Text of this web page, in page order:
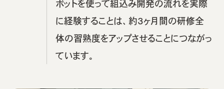
ボットを使って組込み開発の流れを実際
に経験することは、約3ヶ月間の研修全
体の習熟度をアップさせることにつながっ
ています。